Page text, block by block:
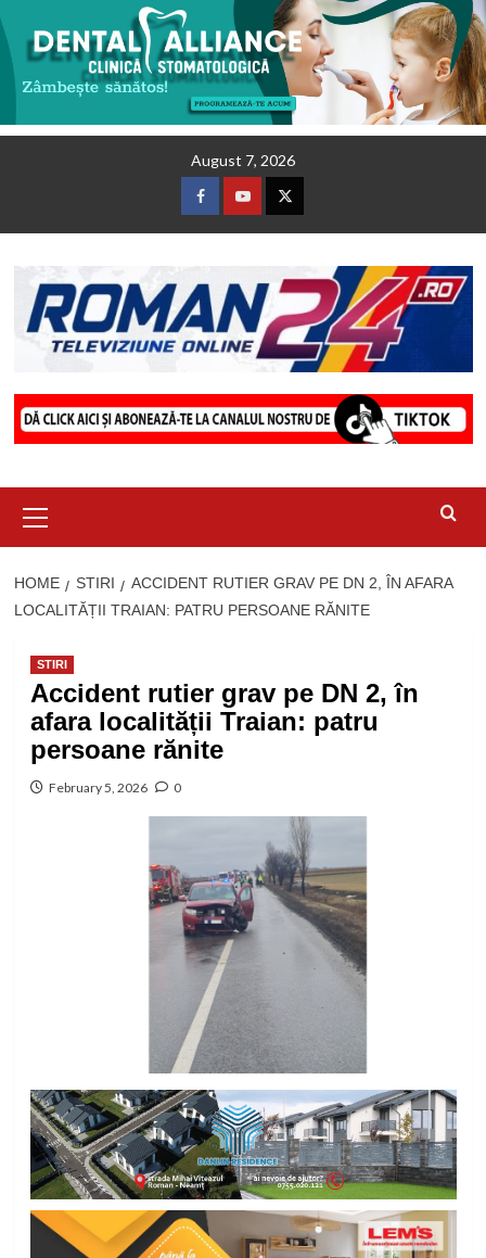
August 7, 2026
FacebookYoutubeTwitter
Menu
HOME STIRI
ACCIDENT RUTIER GRAV PE DN 2, ÎN AFARA
LOCALITĂȚII TRAIAN: PATRU PERSOANE RĂNITE
STIRI
Accident rutier grav pe DN 2, în
afara localității Traian: patru
persoane rănite
February 5, 2026 0